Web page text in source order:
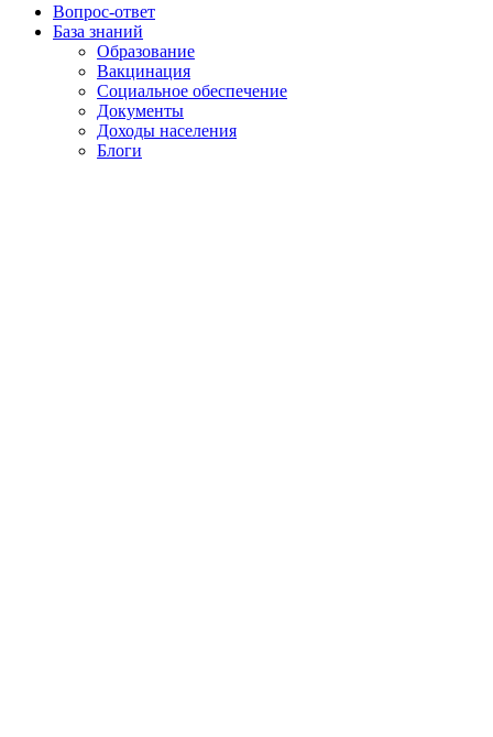
Вопрос-ответ
База знаний
Образование
Вакцинация
Социальное обеспечение
Документы
Доходы населения
Блоги